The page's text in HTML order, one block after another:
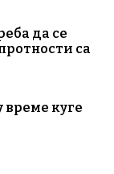
да се
са
куге